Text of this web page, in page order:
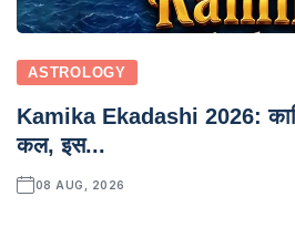
ASTROLOGY
Kamika Ekadashi 2026:
कल, इस...
08 AUG, 2026